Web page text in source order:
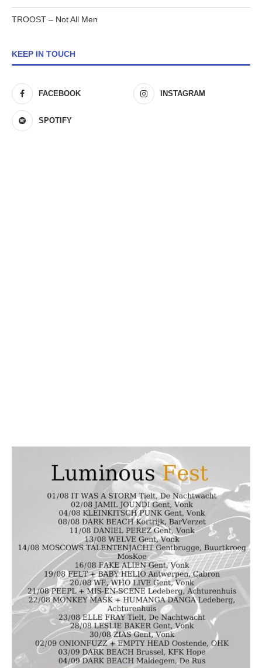
TROOST – Not All Men
KEEP IN TOUCH
FACEBOOK INSTAGRAM
SPOTIFY